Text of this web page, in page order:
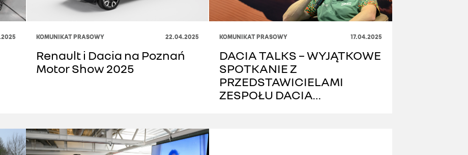
KOMUNIKAT PRASOWY 22.04.2025
Renault i Dacia na Poznań
Motor Show 2025
KOMUNIKAT PRASOWY 17.04.2025
DACIA TALKS – WYJĄTKOWE
SPOTKANIE Z
PRZEDSTAWICIELAMI
ZESPOŁU DACIA